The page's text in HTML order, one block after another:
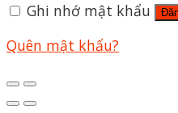
Ghi nhớ mật khẩu
Quên mật khẩu?